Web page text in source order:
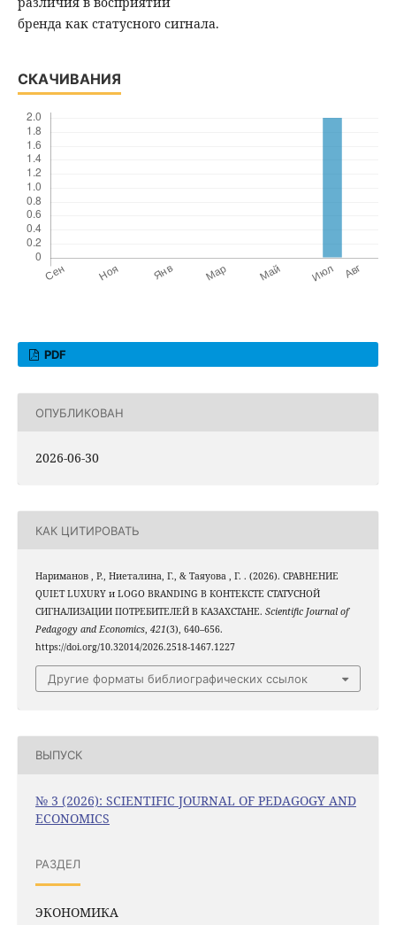
бренда как статусного сигнала.
СКАЧИВАНИЯ
PDF
ОПУБЛИКОВАН
2026-06-30
КАК ЦИТИРОВАТЬ
Нариманов , Р., Ниеталина, Г., & Таяуова , Г. . (2026). СРАВНЕНИЕ
QUIET LUXURY и LOGO BRANDING В КОНТЕКСТЕ СТАТУСНОЙ
СИГНАЛИЗАЦИИ ПОТРЕБИТЕЛЕЙ В КАЗАХСТАНЕ. Scientific Journal of
Pedagogy and Economics, 421(3), 640–656.
https://doi.org/10.32014/2026.2518-1467.1227
Другие форматы библиографических ссылок
ВЫПУСК
№ 3 (2026): SCIENTIFIC JOURNAL OF PEDAGOGY AND
ECONOMICS
РАЗДЕЛ
ЭКОНОМИКА